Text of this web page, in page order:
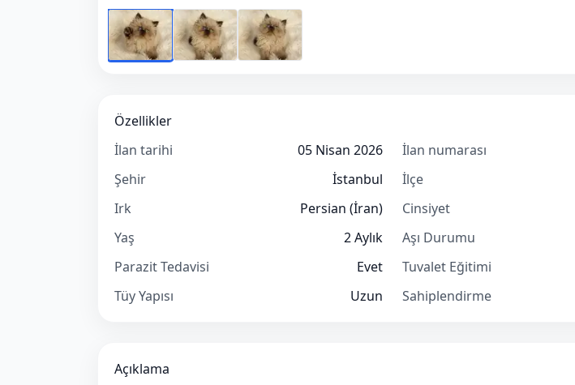
Özellikler
İlan tarihi
05 Nisan 2026 İlan numarası
Şehir
İstanbul İlçe
Irk
Persian (İran) Cinsiyet
Yaş
2 Aylık Aşı Durumu
Parazit Tedavisi
Evet Tuvalet Eğitimi
Tüy Yapısı
Uzun Sahiplendirme
Açıklama